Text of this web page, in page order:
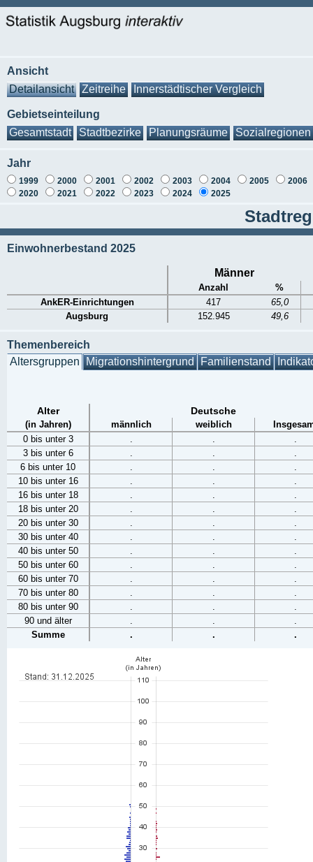
Ansicht
Detailansicht
Zeitreihe Innerstädtischer Vergleich
Gebietseinteilung
Gesamtstadt
Stadtbezirke Planungsräume Sozialregionen
Jahr
1999 2000 2001 2002 2003 2004 2005
2006
2020
2021 2022 2023 2024 2025
Einwohnerbestand 2025
Männer
Anzahl
%
AnkER-Einrichtungen
417
65,0
Augsburg
152.945 49,6
Themenbereich
Altersgruppen Migrationshintergrund Familienstand
Alter Deutsche
(in Jahren) männlich weiblich
0 bis unter 3
. .
.
3 bis unter 6
. .
.
6 bis unter 10
. .
.
10 bis unter 16
. .
.
16 bis unter 18
. .
.
18 bis unter 20
. .
.
20 bis unter 30
. .
.
30 bis unter 40
. .
.
40 bis unter 50
. .
.
50 bis unter 60
. .
.
60 bis unter 70
. .
.
70 bis unter 80
. .
.
80 bis unter 90
. .
.
90 und älter
. .
.
Summe
. . .